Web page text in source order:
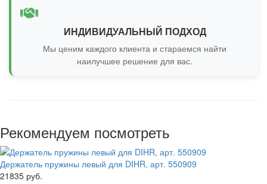
ИНДИВИДУАЛЬНЫЙ ПОДХОД
Мы ценим каждого клиента и стараемся найти
наилучшее решение для вас.
Рекомендуем посмотреть
Держатель пружины левый для DIHR, арт. 550909
21835 руб.